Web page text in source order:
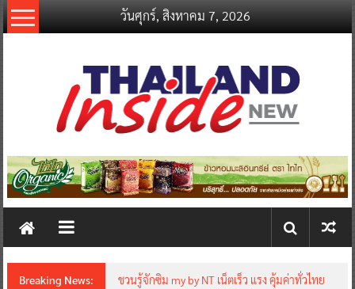
Skip
to
วันศุกร์, สิงหาคม 7, 2026
thailandinsidenew.com
Thailand
New
Breaking News:
ชวนรู้จักซิม my by NT เน็ตเร็ว แรง คุ้มค่าทั่วไทย